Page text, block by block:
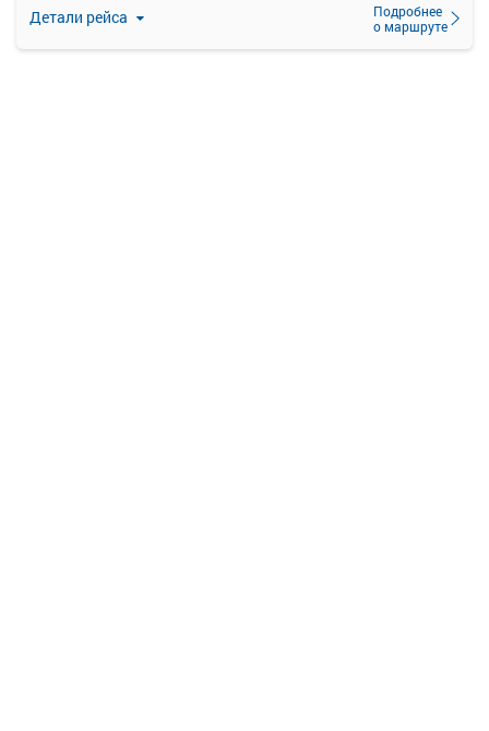
Детали рейса
Подробнее
о маршруте